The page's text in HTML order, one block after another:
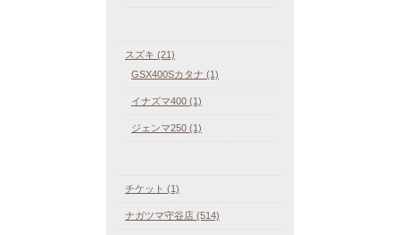
スズキ (21)
GSX400Sカタナ (1)
イナズマ400 (1)
ジェンマ250 (1)
チケット (1)
ナガツマ守谷店 (514)